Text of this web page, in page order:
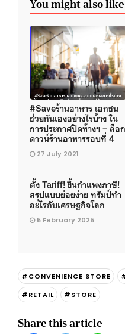
You might also like
#Saveร้านอาหาร เอกชน
ช่วยกันเองอย่างไรบ้าง ใน
การประกาศปิดห้างฯ – ล็อก
ดาวน์ร้านอาหารรอบที่ 4
27 July 2021
ตั้ง Tariff! ขึ้นกำแพงภาษี!
สรุปแบบย่อยง่าย ทรัมป์ทำ
อะไรกับเศรษฐกิจโลก
5 February 2025
#CONVENIENCE STORE
#RETAIL
#STORE
Share this article